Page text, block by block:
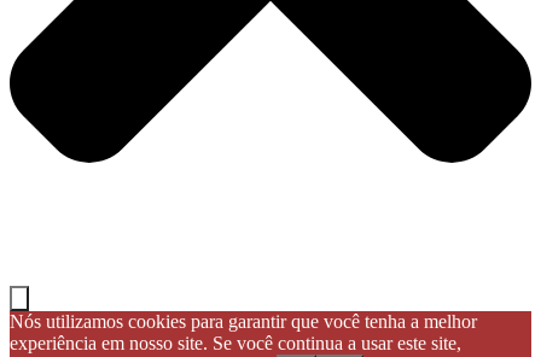
Nós utilizamos cookies para garantir que você tenha a melhor
experiência em nosso site. Se você continua a usar este site,